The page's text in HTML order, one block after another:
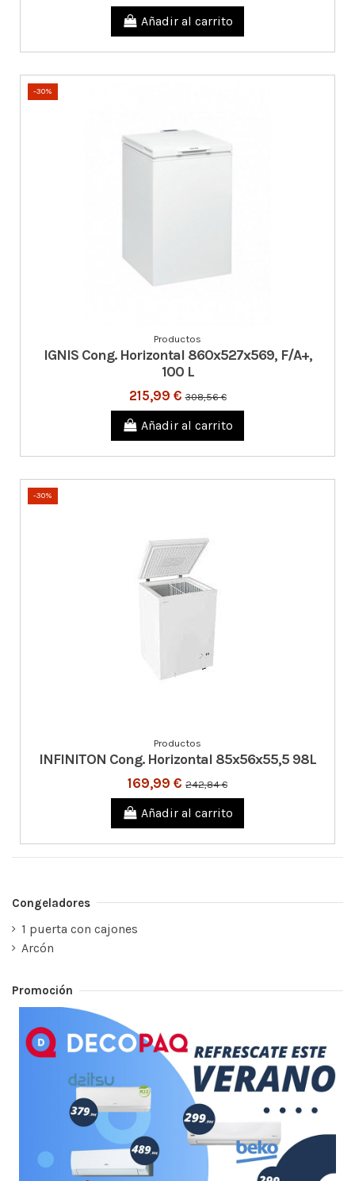
Añadir al carrito
-30%
Productos
IGNIS Cong. Horizontal 860x527x569, F/A+,
100 L
215,99 €308,56 €
Añadir al carrito
-30%
Productos
INFINITON Cong. Horizontal 85x56x55,5 98L
169,99 € 242,84 €
Añadir al carrito
Congeladores
1 puerta con cajones
Arcón
Promoción